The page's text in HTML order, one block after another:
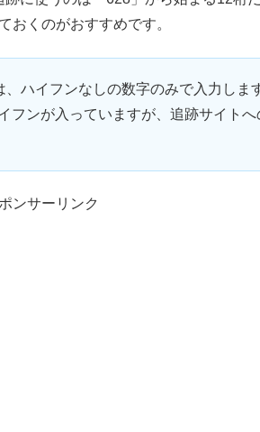
おくのがおすすめです。
ハイフンなしの数字のみで入力しま
フンが入っていますが、追跡サイト
ンサーリンク